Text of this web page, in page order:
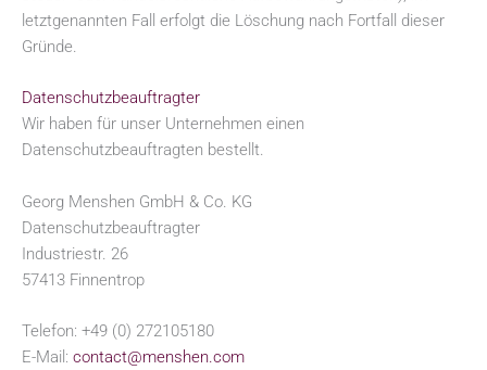
letztgenannten Fall erfolgt die Löschung nach Fortfall dieser
Gründe.
Datenschutz­beauftragter
Wir haben für unser Unternehmen einen
Datenschutzbeauftragten bestellt.
Georg Menshen GmbH & Co. KG
Datenschutzbeauftragter
Industriestr. 26
57413 Finnentrop
Telefon: +49 (0) 272105180
E-Mail: contact@menshen.com